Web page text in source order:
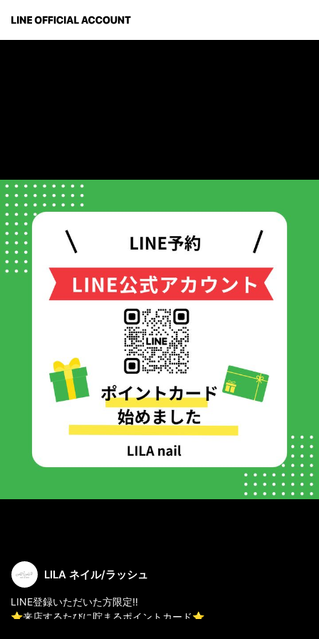
LILA ネイル/ラッシュ
LINE登録いただいた方限定‼
⭐️来店するたびに貯まるポイントカード⭐️